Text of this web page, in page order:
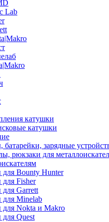
Lab
катушки
катушки
зарядные
рюкзаки для
для Bounty Hunter
для Fisher
для Garrett
для Minelab
для Nokta и Makro
для Quest